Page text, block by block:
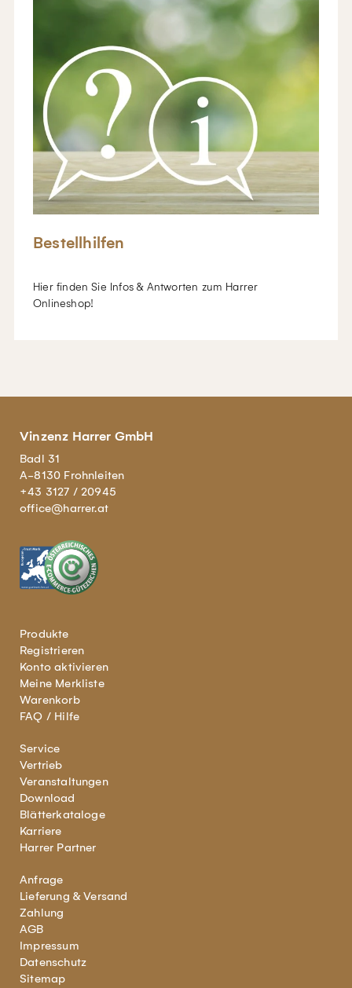
Bestellhilfen
Hier finden Sie Infos & Antworten zum Harrer
Onlineshop!
Vinzenz Harrer GmbH
Badl 31
A-8130 Frohnleiten
+43 3127 / 20945
office@harrer.at
Produkte
Registrieren
Konto aktivieren
Meine Merkliste
Warenkorb
FAQ / Hilfe
Service
Vertrieb
Veranstaltungen
Download
Blätterkataloge
Karriere
Harrer Partner
Anfrage
Lieferung & Versand
Zahlung
AGB
Impressum
Datenschutz
Sitemap